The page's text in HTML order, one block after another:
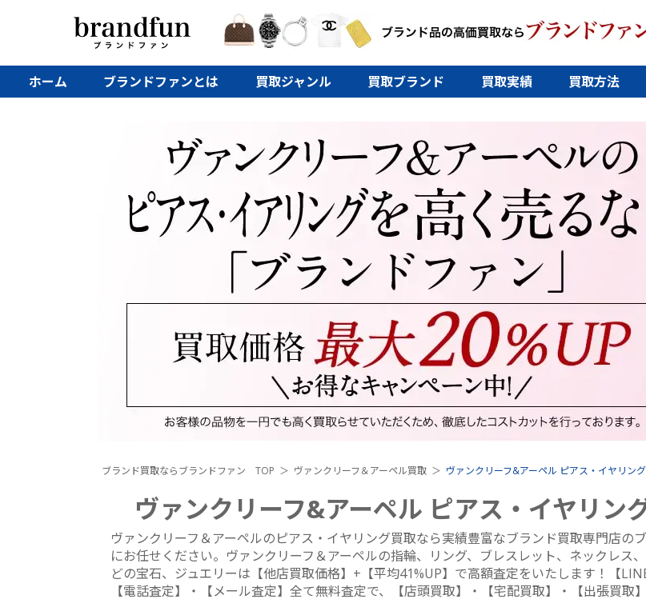
ホーム ブランドファンとは 買取ジャンル 買取ブランド 買取実績 買取方法
ブランド買取ならブランドファン TOP ヴァンクリーフ＆アーペル買取 ヴァンクリーフ&アーペル ピアス・イヤリング
ヴァンクリーフ&アーペル ピアス・イヤリン
ヴァンクリーフ＆アーペルのピアス・イヤリング買取なら実績豊富なブランド買取専門店の
にお任せください。ヴァンクリーフ＆アーペルの指輪、リング、ブレスレット、ネックレス
どの宝石、ジュエリーは【他店買取価格】+【平均41%UP】で高額査定をいたします！【
【電話査定】・【メール査定】全て無料査定で、【店頭買取】・【宅配買取】・【出張買取